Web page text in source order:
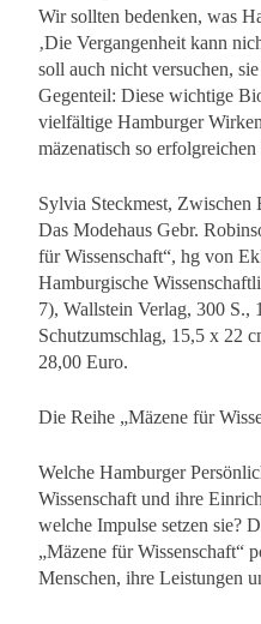
Wir sollten bedenken, was
‚Die Vergangenheit kann
soll auch nicht versuchen,
Gegenteil: Diese wichtige
vielfältige Hamburger
mäzenatisch so
Sylvia Steckmest, Zwischen
Das Modehaus Gebr.
für Wissenschaft“, hg von
Hamburgische
7), Wallstein Verlag, 300 S.,
Schutzumschlag, 15,5 x 22
28,00 Euro.
Die Reihe „Mäzene für
Welche Hamburger
Wissenschaft und ihre
welche Impulse setzen sie?
„Mäzene für Wissenschaft“
Menschen, ihre Leistungen